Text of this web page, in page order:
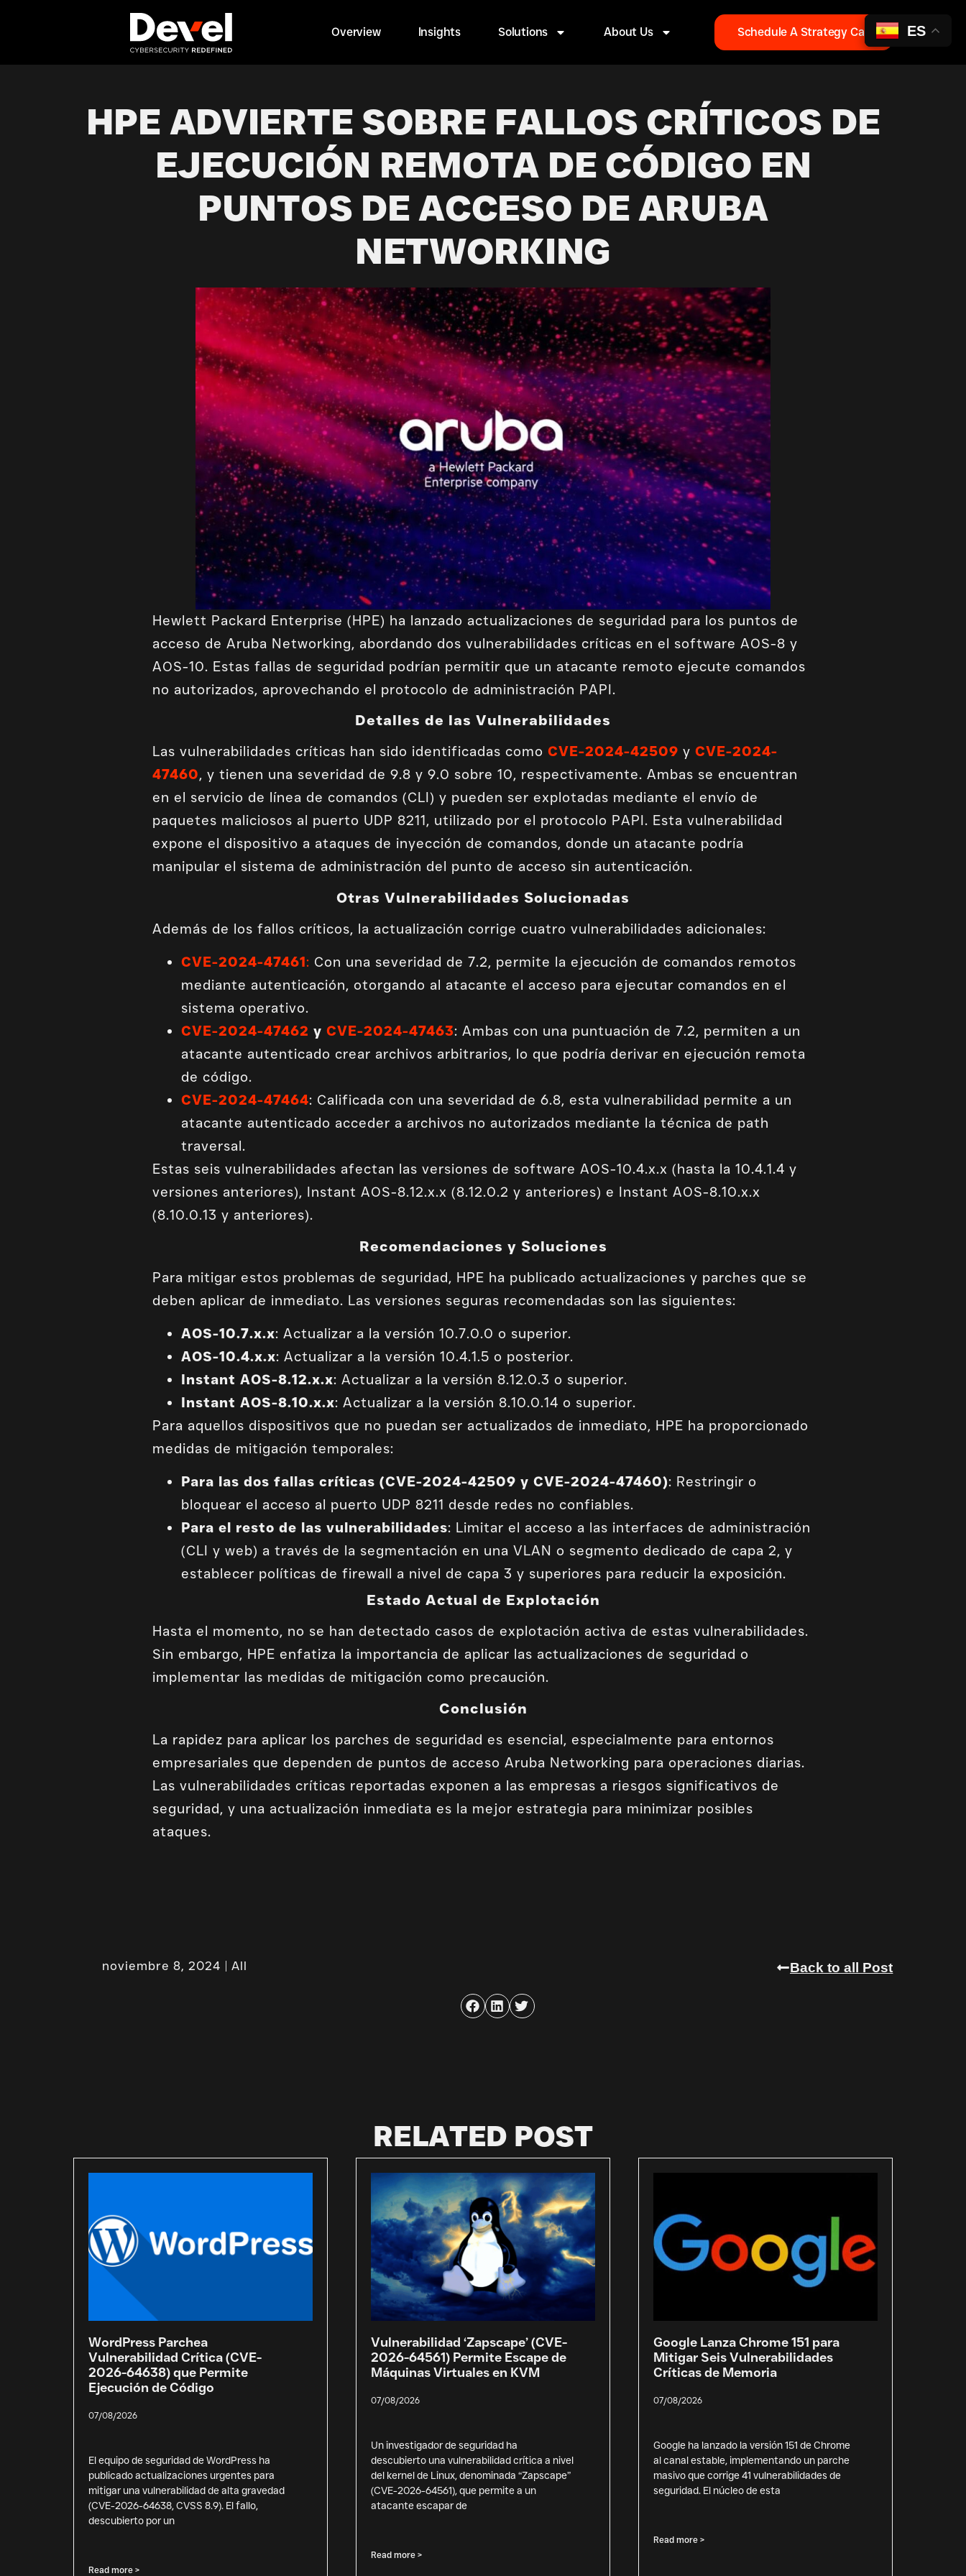
Overview Insights Solutions About Us Schedule A Strategy Call
HPE ADVIERTE SOBRE FALLOS CRÍTICOS DE
EJECUCIÓN REMOTA DE CÓDIGO EN
PUNTOS DE ACCESO DE ARUBA
NETWORKING
Hewlett Packard Enterprise (HPE) ha lanzado actualizaciones de seguridad para los puntos de
acceso de Aruba Networking, abordando dos vulnerabilidades críticas en el software AOS-8 y
AOS-10. Estas fallas de seguridad podrían permitir que un atacante remoto ejecute comandos
no autorizados, aprovechando el protocolo de administración PAPI.
Detalles de las Vulnerabilidades
Las vulnerabilidades críticas han sido identificadas como CVE-2024-42509 y CVE-2024-
47460, y tienen una severidad de 9.8 y 9.0 sobre 10, respectivamente. Ambas se encuentran
en el servicio de línea de comandos (CLI) y pueden ser explotadas mediante el envío de
paquetes maliciosos al puerto UDP 8211, utilizado por el protocolo PAPI. Esta vulnerabilidad
expone el dispositivo a ataques de inyección de comandos, donde un atacante podría
manipular el sistema de administración del punto de acceso sin autenticación.
Otras Vulnerabilidades Solucionadas
Además de los fallos críticos, la actualización corrige cuatro vulnerabilidades adicionales:
CVE-2024-47461: Con una severidad de 7.2, permite la ejecución de comandos remotos
mediante autenticación, otorgando al atacante el acceso para ejecutar comandos en el
sistema operativo.
CVE-2024-47462 y CVE-2024-47463: Ambas con una puntuación de 7.2, permiten a un
atacante autenticado crear archivos arbitrarios, lo que podría derivar en ejecución remota
de código.
CVE-2024-47464: Calificada con una severidad de 6.8, esta vulnerabilidad permite a un
atacante autenticado acceder a archivos no autorizados mediante la técnica de path
traversal.
Estas seis vulnerabilidades afectan las versiones de software AOS-10.4.x.x (hasta la 10.4.1.4 y
versiones anteriores), Instant AOS-8.12.x.x (8.12.0.2 y anteriores) e Instant AOS-8.10.x.x
(8.10.0.13 y anteriores).
Recomendaciones y Soluciones
Para mitigar estos problemas de seguridad, HPE ha publicado actualizaciones y parches que se
deben aplicar de inmediato. Las versiones seguras recomendadas son las siguientes:
AOS-10.7.x.x: Actualizar a la versión 10.7.0.0 o superior.
AOS-10.4.x.x: Actualizar a la versión 10.4.1.5 o posterior.
Instant AOS-8.12.x.x: Actualizar a la versión 8.12.0.3 o superior.
Instant AOS-8.10.x.x: Actualizar a la versión 8.10.0.14 o superior.
Para aquellos dispositivos que no puedan ser actualizados de inmediato, HPE ha proporcionado
medidas de mitigación temporales:
Para las dos fallas críticas (CVE-2024-42509 y CVE-2024-47460): Restringir o
bloquear el acceso al puerto UDP 8211 desde redes no confiables.
Para el resto de las vulnerabilidades: Limitar el acceso a las interfaces de administración
(CLI y web) a través de la segmentación en una VLAN o segmento dedicado de capa 2, y
establecer políticas de firewall a nivel de capa 3 y superiores para reducir la exposición.
Estado Actual de Explotación
Hasta el momento, no se han detectado casos de explotación activa de estas vulnerabilidades.
Sin embargo, HPE enfatiza la importancia de aplicar las actualizaciones de seguridad o
implementar las medidas de mitigación como precaución.
Conclusión
La rapidez para aplicar los parches de seguridad es esencial, especialmente para entornos
empresariales que dependen de puntos de acceso Aruba Networking para operaciones diarias.
Las vulnerabilidades críticas reportadas exponen a las empresas a riesgos significativos de
seguridad, y una actualización inmediata es la mejor estrategia para minimizar posibles
ataques.
noviembre 8, 2024 All Back to all Post
RELATED POST
WordPress Parchea
Vulnerabilidad Crítica (CVE-
2026-64638) que Permite
Ejecución de Código
07/08/2026
El equipo de seguridad de WordPress ha
publicado actualizaciones urgentes para
mitigar una vulnerabilidad de alta gravedad
(CVE-2026-64638, CVSS 8.9). El fallo,
descubierto por un
Read more >
Vulnerabilidad ‘Zapscape’ (CVE-
2026-64561) Permite Escape de
Máquinas Virtuales en KVM
07/08/2026
Un investigador de seguridad ha
descubierto una vulnerabilidad crítica a nivel
del kernel de Linux, denominada “Zapscape”
(CVE-2026-64561), que permite a un
atacante escapar de
Read more >
Google Lanza Chrome 151 para
Mitigar Seis Vulnerabilidades
Críticas de Memoria
07/08/2026
Google ha lanzado la versión 151 de Chrome
al canal estable, implementando un parche
masivo que corrige 41 vulnerabilidades de
seguridad. El núcleo de esta
Read more >
ES